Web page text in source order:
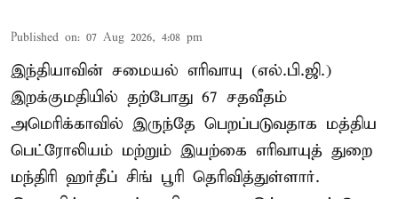
Published on: 07 Aug 2026, 4:08 pm
இந்தியாவின் சமையல் எரிவாயு (எல்.பி.ஜி.)
இறக்குமதியில் தற்போது 67 சதவீதம்
அமெரிக்காவில் இருந்தே பெறப்படுவதாக மத்திய
பெட்ரோலியம் மற்றும் இயற்கை எரிவாயுத் துறை
மந்திரி ஹர்தீப் சிங் பூரி தெரிவித்துள்ளார்.